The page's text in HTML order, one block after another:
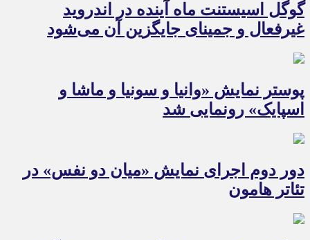
گوگل اسیستنت ماه آینده در اندروید
غیرفعال و جمینای جایگزین آن می‌شود
پوستر نمایش «وانیا و سونیا و ماشا و
اسپایک» رونمایی شد
دور دوم اجرای نمایش «میان دو نفس» در
تئاتر هامون